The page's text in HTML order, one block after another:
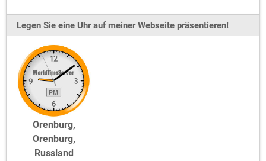
Legen Sie eine Uhr auf meiner Webseite präsentieren!
Orenburg,
Orenburg,
Russland